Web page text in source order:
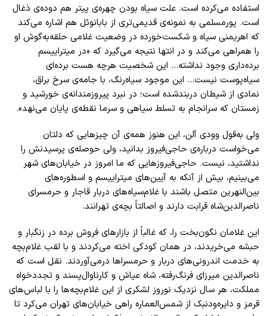
استفاده می‌کرده است. علت سیاه بودن چهره‌ی پیتر هم دوده‌ی ذغال
است. پورمسلمی به نمونه‌ی قدیمی‌تری از بابانوئل هم اشاره می‌کند
که اهریمنی سیاه و شکست‌خورده در وضعیت غلامی حلقه‌به‌گوش او
را همراهی می‌کند و در انتها نتیجه می‌گیرد که «در میتراییسم
برده‌داری وجود نداشته… این شخصیت هرچه هست برده‌ای
سیاه‌پوست نیست… این موجود سیاه‌رنگ، با جامه‌ی سرخ براق،
نمادی از شیطان دربندشده است؛ در نبرد پیروزمندانه‌ی خورشید و
زمستان که سرانجام به تسلط سیاهی و سرما نقطه‌ی پایان می‌نهد».
ولی به‌قول وودی آلن، این هنوز همه‌ی آن چیزهایی که دلتان
می‌خواست درباره‌ی حاجی‌فیروز بدانید، ولی حوصله‌ی پرسیدنش را
نداشتید، نیست. حاجی‌فیروزهایی که ما امروز در خیابان‌های شهر
می‌بینیم، بیش از آنکه به آیین‌های میتراییسم و اسطوره‌های
بین‌النهرین متصل باشند با غلام‌سیاه‌های دربار قاجار و حرمسرای
ناصرالدین‌شاه قرابت دارند و اصالتاً بچه‌ی تهرانند.
این غلامان نگون‌بخت را، که غالباً از بازارهای فروش برده در زنگبار و
حبشه می‌خریدند، در همان کودکی اخته می‌کردند و با لقب غلام‌بچه
به خدمت اندرونی‌های دربار و حرمسراها درمی‌آوردند. نقل است که
ناصرالدین میرزای فرنگ‌رفته، شاه عیاش و کارناوال‌پسند و تجددخواه
مملکت، هر سال نزدیک نوروز لشکری از این غلام‌بچه‌ها را با لباس‌های
قرمز و دایره‌ودنبک از شمس‌العماره راهی خیابان‌های تهران می‌کرد تا